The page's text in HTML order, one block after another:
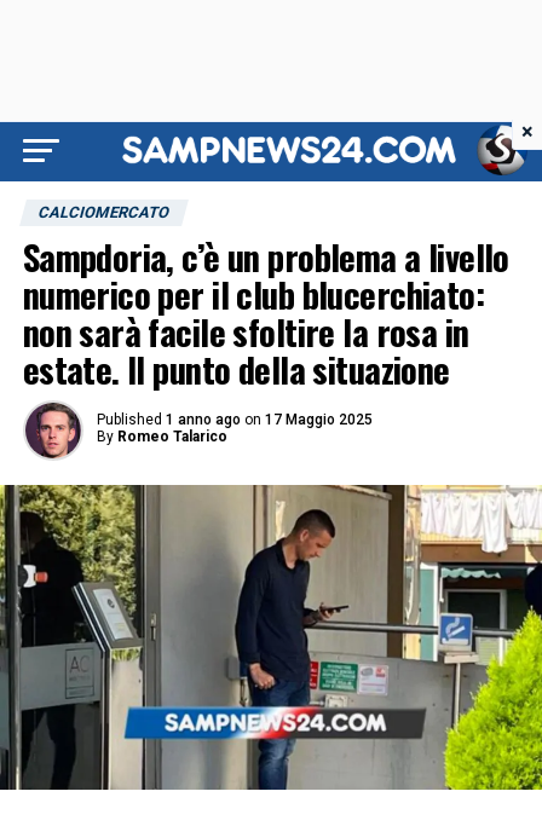
CALCIOMERCATO
Sampdoria, c’è un problema a livello
numerico per il club blucerchiato:
non sarà facile sfoltire la rosa in
estate. Il punto della situazione
Published 1 anno ago on 17 Maggio 2025
By Romeo Talarico
×